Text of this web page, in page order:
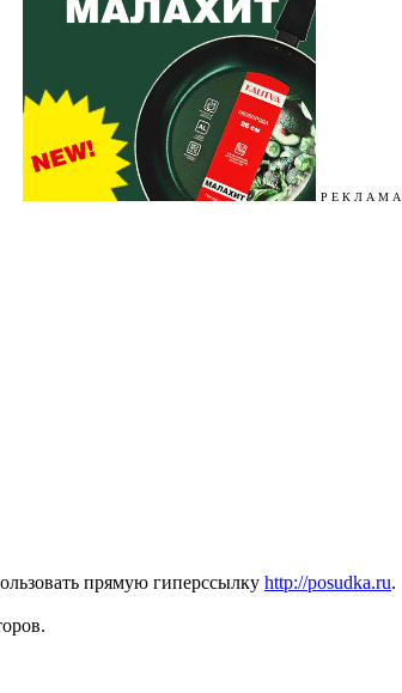
Р Е К Л А М А
прямую гиперссылку http://posudka.ru.